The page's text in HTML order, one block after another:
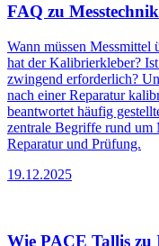
FAQ zu
Wann müssen Messmittel
hat der Kalibrierkleber?
zwingend erforderlich?
nach einer Reparatur
beantwortet häufig
zentrale Begriffe rund um
Reparatur und Prüfung.
19.12.2025
Wie PACE Tallis zu